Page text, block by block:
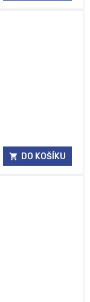
DO KOŠÍKU